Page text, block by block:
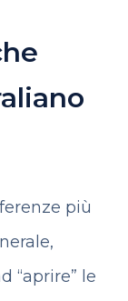
più
“aprire” le